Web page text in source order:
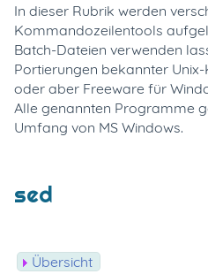
In dieser Rubrik werden
Kommandozeilentools
Batch-Dateien verwenden
Portierungen bekannter
oder aber Freeware für
Alle genannten Programme
Umfang von MS Windows.
sed
Übersicht